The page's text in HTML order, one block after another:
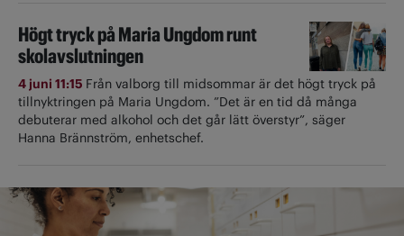
Högt tryck på Maria Ungdom runt
skolavslutningen
4 juni 11:15 Från valborg till midsommar är det högt tryck på
tillnyktringen på Maria Ungdom. ”Det är en tid då många
debuterar med alkohol och det går lätt överstyr”, säger
Hanna Brännström, enhetschef.